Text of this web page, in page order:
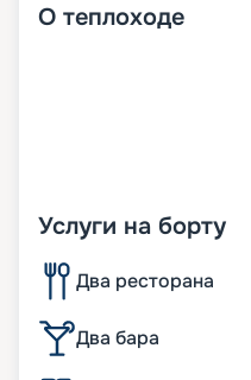
О теплоходе
Услуги на борту
Два ресторана
Два бара